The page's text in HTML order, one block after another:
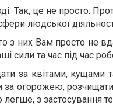
Так, це не просто.
людської
з них Вам просто не
сили та час під час
за квітами, кущами
огорожею, розчищати
з застосування